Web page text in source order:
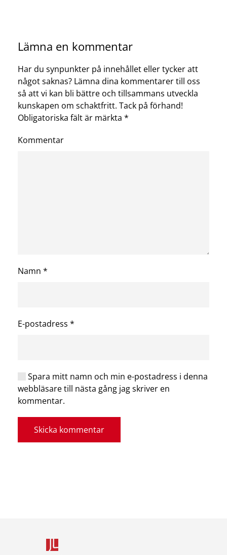
Lämna en kommentar
Har du synpunkter på innehållet eller tycker att
något saknas? Lämna dina kommentarer till oss
så att vi kan bli bättre och tillsammans utveckla
kunskapen om schaktfritt. Tack på förhand!
Obligatoriska fält är märkta *
Kommentar
Namn *
E-postadress *
Spara mitt namn och min e-postadress i denna
webbläsare till nästa gång jag skriver en
kommentar.
Skicka kommentar